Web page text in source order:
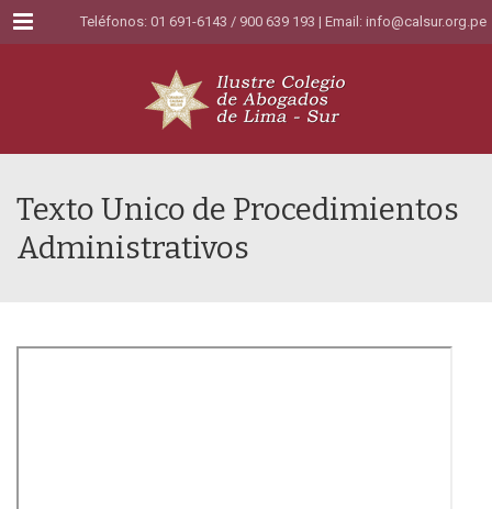
Menu Teléfonos: 01 691-6143 / 900 639 193 | Email: info@calsur.org.pe
Texto Unico de Procedimientos
Administrativos